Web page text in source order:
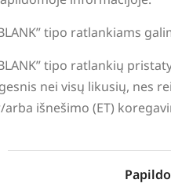
tipo ratlankiams
tipo ratlankių
nei visų likusių, nes
arba išnešimo (ET)